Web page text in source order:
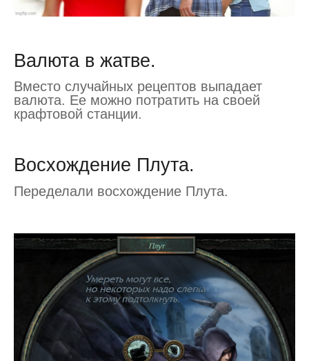
Валюта в жатве.
Вместо случайных рецептов выпадает
валюта. Ее можно потратить на своей
крафтовой станции.
Восхождение Плута.
Переделали восхождение Плута.